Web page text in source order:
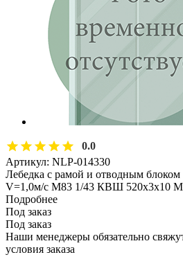
0.0
Артикул: NLP-014330
Лебедка с рамой и отводным блоком
V=1,0м/с M83 1/43 КВШ 520х3х10
Подробнее
Под заказ
Под заказ
Наши менеджеры обязательно
условия заказа